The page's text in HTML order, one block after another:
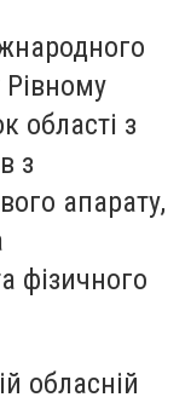
області з
з
апарату,
фізичного
обласній